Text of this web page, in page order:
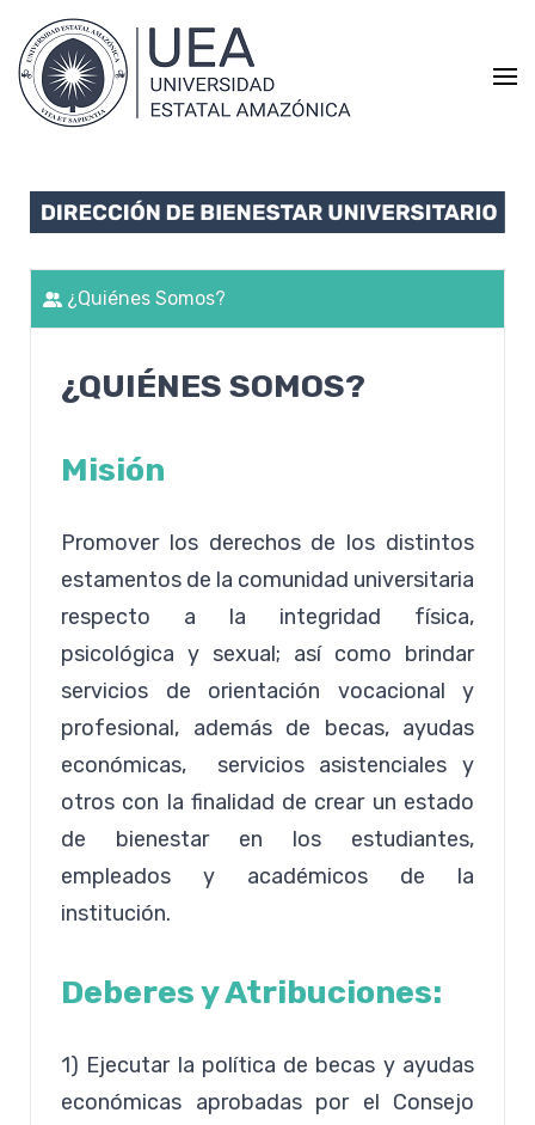
Amazónica
¿Quiénes Somos?
¿QUIÉNES SOMOS?
Misión
Promover los derechos de los distintos
estamentos de la comunidad universitaria
respecto a la integridad física,
psicológica y sexual; así como brindar
servicios de orientación vocacional y
profesional, además de becas, ayudas
económicas, servicios asistenciales y
otros con la finalidad de crear un estado
de bienestar en los estudiantes,
empleados y académicos de la
institución.
Deberes y Atribuciones:
1) Ejecutar la política de becas y ayudas
económicas aprobadas por el Consejo